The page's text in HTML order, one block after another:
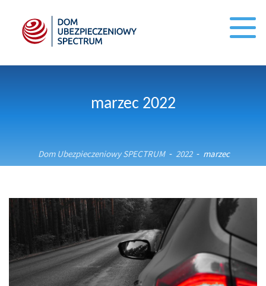
marzec 2022
Dom Ubezpieczeniowy SPECTRUM - 2022 - marzec